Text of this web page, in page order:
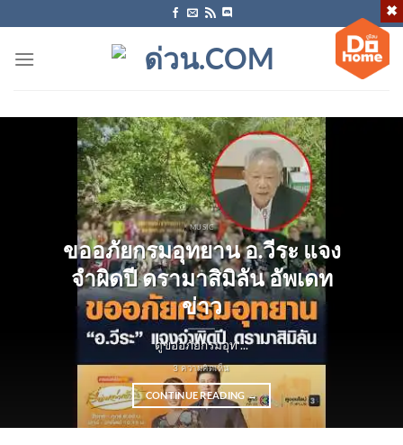
ไป
MUSIC
ขออภัยกรมอุทยาน อ.วีระ แจง
จำผิดปี ดรามาสิมิลัน อัพเดท
ข่าว
ดูขออภัยกรมอุท ...
3 ความคิดเห็น
CONTINUE READING →